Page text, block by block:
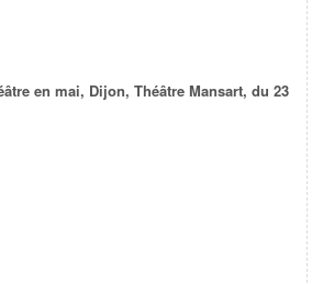
en mai, Dijon, Théâtre Mansart, du 23